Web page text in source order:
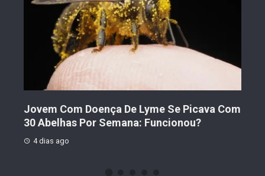
Jovem Com Doença De Lyme Se Picava Com
30 Abelhas Por Semana: Funcionou?
4 dias ago